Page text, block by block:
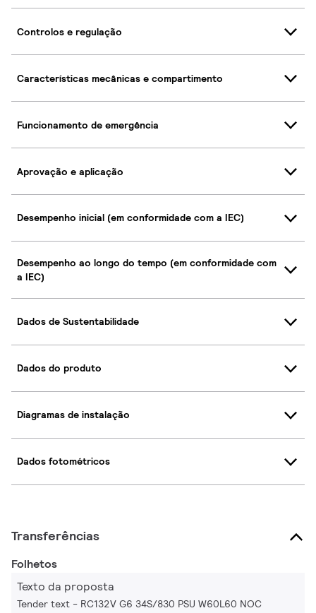
Controlos e regulação
Características mecânicas e compartimento
Funcionamento de emergência
Aprovação e aplicação
Desempenho inicial (em conformidade com a IEC)
Desempenho ao longo do tempo (em conformidade com
a IEC)
Dados de Sustentabilidade
Dados do produto
Diagramas de instalação
Dados fotométricos
Transferências
Folhetos
Texto da proposta
Tender text - RC132V G6 34S/830 PSU W60L60 NOC